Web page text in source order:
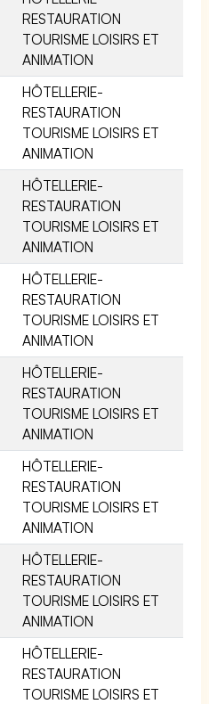
RESTAURATION
TOURISME LOISIRS ET
ANIMATION
HÔTELLERIE-
RESTAURATION
TOURISME LOISIRS ET
ANIMATION
HÔTELLERIE-
RESTAURATION
TOURISME LOISIRS ET
ANIMATION
HÔTELLERIE-
RESTAURATION
TOURISME LOISIRS ET
ANIMATION
HÔTELLERIE-
RESTAURATION
TOURISME LOISIRS ET
ANIMATION
HÔTELLERIE-
RESTAURATION
TOURISME LOISIRS ET
ANIMATION
HÔTELLERIE-
RESTAURATION
TOURISME LOISIRS ET
ANIMATION
HÔTELLERIE-
RESTAURATION
TOURISME LOISIRS ET